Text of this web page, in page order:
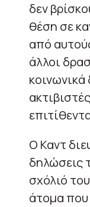
δεν
θέση σε
από
άλλοι
κοινωνικά
Ο Καντ
δηλώσεις
σχόλιό
άτομα που